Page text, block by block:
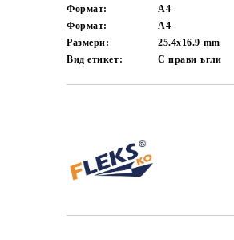
Формат:
A4
Формат:
A4
Размери:
25.4x16.9 mm
Вид етикет:
С прави ъгли